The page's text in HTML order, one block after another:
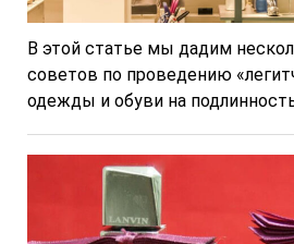
В этой статье мы дадим
советов по проведению
одежды и обуви на